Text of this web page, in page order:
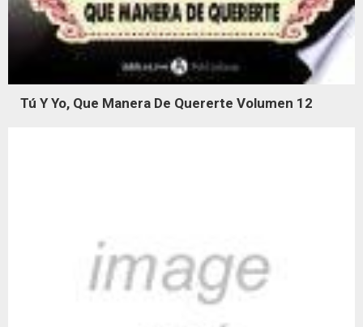
Tú Y Yo, Que Manera De Quererte Volumen 12